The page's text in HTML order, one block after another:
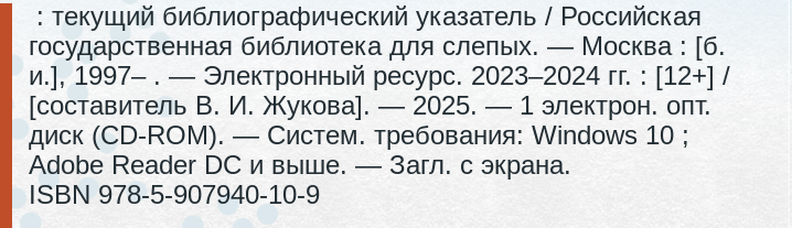
: текущий библиографический указатель / Российская
государственная библиотека для слепых. — Москва : [б.
и.], 1997– . — Электронный ресурс. 2023–2024 гг. : [12+] /
[составитель В. И. Жукова]. — 2025. — 1 электрон. опт.
диск (CD-ROM). — Систем. требования: Windows 10 ;
Adobe Reader DC и выше. — Загл. с экрана.
ISBN 978-5-907940-10-9